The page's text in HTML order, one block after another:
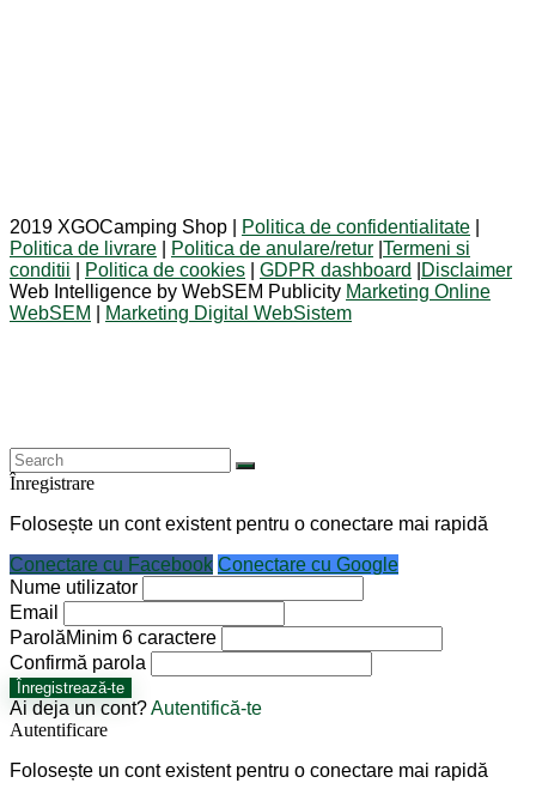
2019 XGOCamping Shop | Politica de confidentialitate
Politica de livrare
Politica de anulare/retur Termeni si
conditii
Politica de cookies GDPR dashboard
Disclaimer
Web Intelligence by WebSEM Publicity Marketing Online
WebSEM
Marketing Digital WebSistem
Înregistrare
Folosește un cont existent pentru o conectare mai rapidă
Conectare cu Facebook Conectare cu Google
Nume utilizator
Email
ParolăMinim 6 caractere
Confirmă parola
Înregistrează-te
Ai deja un cont?Autentifică-te
Autentificare
Folosește un cont existent pentru o conectare mai rapidă